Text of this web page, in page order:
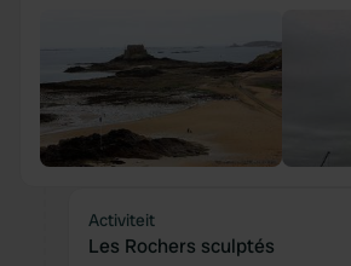
Activiteit
Les Rochers sculptés